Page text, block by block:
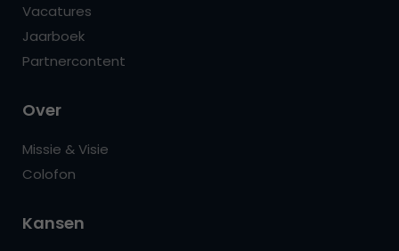
Vacatures
Jaarboek
Partnercontent
Over
Missie & Visie
Colofon
Kansen